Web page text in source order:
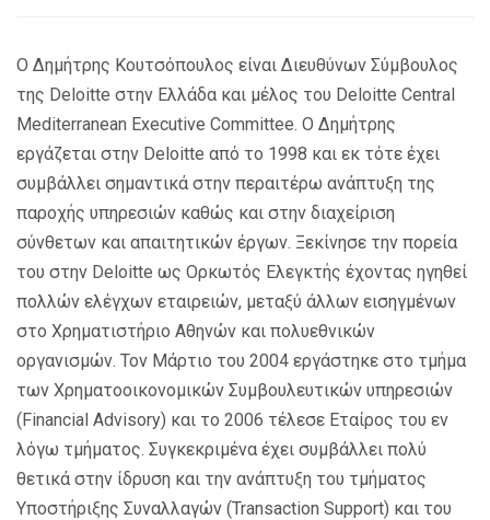
Ο Δημήτρης Κουτσόπουλος είναι Διευθύνων Σύμβουλος
της Deloitte στην Ελλάδα και μέλος του Deloitte Central
Mediterranean Executive Committee. Ο Δημήτρης
εργάζεται στην Deloitte από το 1998 και εκ τότε έχει
συμβάλλει σημαντικά στην περαιτέρω ανάπτυξη της
παροχής υπηρεσιών καθώς και στην διαχείριση
σύνθετων και απαιτητικών έργων. Ξεκίνησε την πορεία
του στην Deloitte ως Ορκωτός Ελεγκτής έχοντας ηγηθεί
πολλών ελέγχων εταιρειών, μεταξύ άλλων εισηγμένων
στο Χρηματιστήριο Αθηνών και πολυεθνικών
οργανισμών. Τον Μάρτιο του 2004 εργάστηκε στο τμήμα
των Χρηματοοικονομικών Συμβουλευτικών υπηρεσιών
(Financial Advisory) και το 2006 τέλεσε Εταίρος του εν
λόγω τμήματος. Συγκεκριμένα έχει συμβάλλει πολύ
θετικά στην ίδρυση και την ανάπτυξη του τμήματος
Υποστήριξης Συναλλαγών (Transaction Support) και του